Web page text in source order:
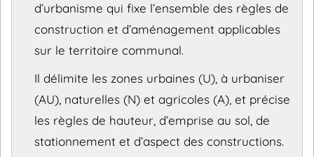
d’urbanisme qui fixe l’ensemble des règles de
construction et d’aménagement applicables
sur le territoire communal.
Il délimite les zones urbaines (U), à urbaniser
(AU), naturelles (N) et agricoles (A), et précise
les règles de hauteur, d’emprise au sol, de
stationnement et d’aspect des constructions.